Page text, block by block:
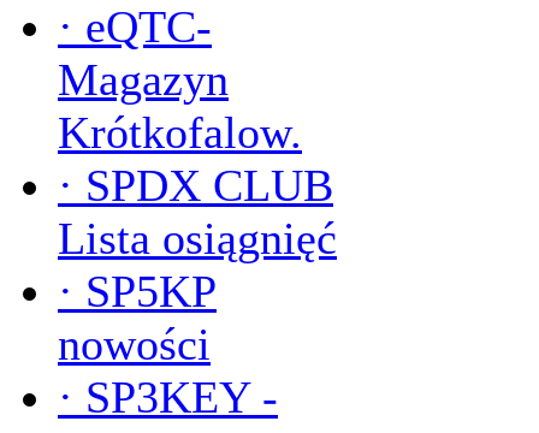
· eQTC-
Magazyn
Krótkofalow.
· SPDX CLUB
Lista osiągnięć
· SP5KP
nowości
· SP3KEY -